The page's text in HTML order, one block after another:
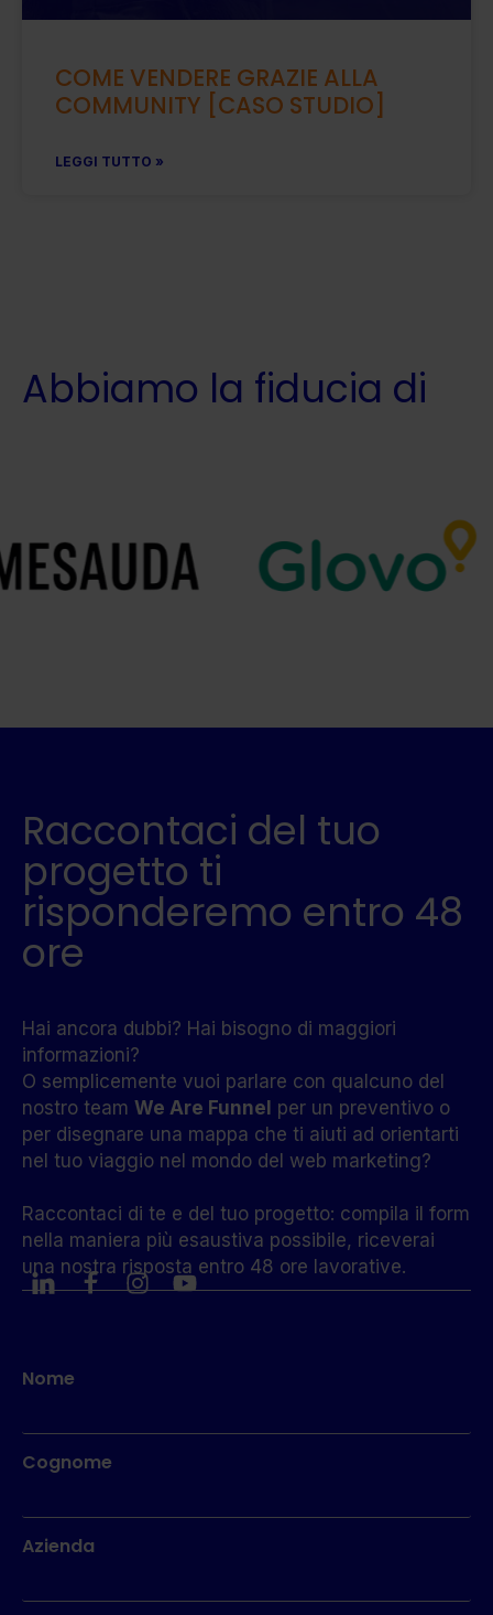
COME VENDERE GRAZIE ALLA
COMMUNITY [CASO STUDIO]
LEGGI TUTTO »
Abbiamo la fiducia di
Raccontaci del tuo
progetto ti
risponderemo entro 48
ore
Hai ancora dubbi? Hai bisogno di maggiori
informazioni?
O semplicemente vuoi parlare con qualcuno del
nostro team We Are Funnel per un preventivo o
per disegnare una mappa che ti aiuti ad orientarti
nel tuo viaggio nel mondo del web marketing?
Raccontaci di te e del tuo progetto: compila il form
nella maniera più esaustiva possibile, riceverai
una nostra risposta entro 48 ore lavorative.
Nome
Cognome
Azienda